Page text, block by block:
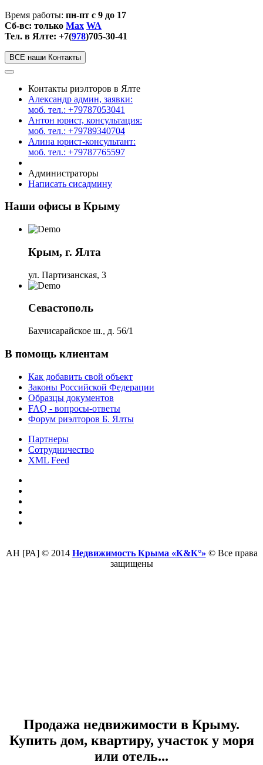
Время работы: пн-пт с 9 до 17
Сб-вс: только Max WA
Тел. в Ялте: +7(978)705-30-41
ВСЕ наши Контакты
Контакты риэлторов в Ялте
Александр админ, заявки:
моб. тел.: +79787053041
Антон юрист, консультация:
моб. тел.: +79789340704
Алина юрист-консультант:
моб. тел.: +79787765597
Администраторы
Написать сисадмину
Наши офисы в Крыму
Крым, г. Ялта
ул. Партизанская, 3
Севастополь
Бахчисарайское ш., д. 56/1
В помощь клиентам
Как добавить свой объект
Законы Российской Федерации
Образцы документов
FAQ - вопросы-ответы
Форум риэлторов Б. Ялты
Партнеры
Сотрудничество
XML Feed
АН [РА] © 2014 Недвижимость Крыма «К&К°» © Все права
защищены
Продажа недвижимости в Крыму.
Купить дом, квартиру, участок у моря
или отель...